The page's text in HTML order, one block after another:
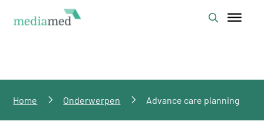
Home Onderwerpen Advance care planning